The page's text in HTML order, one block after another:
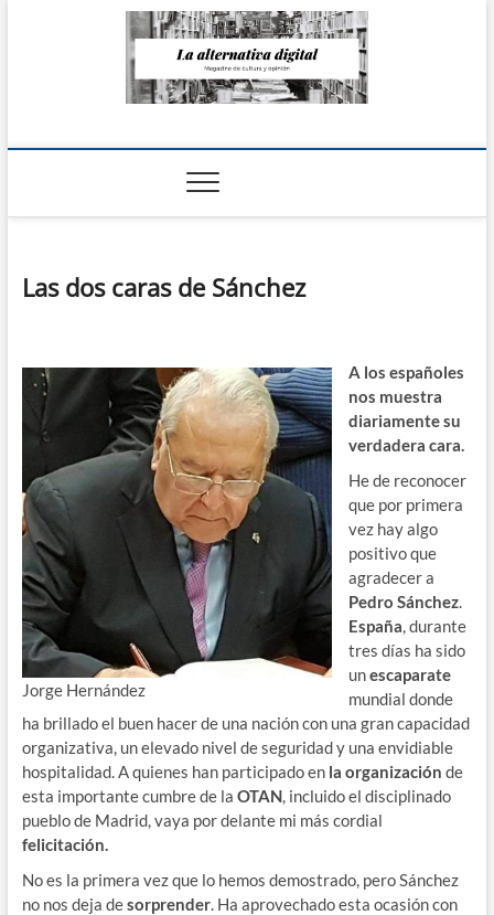
La Alternativa
Las dos caras de Sánchez
Jorge Hernández
A los españoles
nos muestra
diariamente su
verdadera cara.
He de reconocer
que por primera
vez hay algo
positivo que
agradecer a
Pedro Sánchez.
España, durante
tres días ha sido
unescaparate
mundial donde
ha brillado el buen hacer de una nación con una gran capacidad
organizativa, un elevado nivel de seguridad y una envidiable
hospitalidad. A quienes han participado en la organización de
esta importante cumbre de la OTAN, incluido el disciplinado
pueblo de Madrid, vaya por delante mi más cordial
felicitación.
No es la primera vez que lo hemos demostrado, pero Sánchez
no nos deja desorprender. Ha aprovechado esta ocasión con